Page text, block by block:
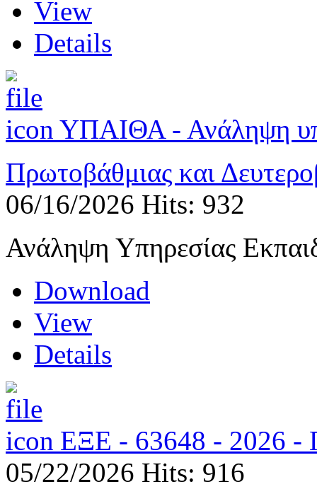
View
Details
ΥΠΑΙΘΑ - Ανάληψη
Πρωτοβάθμιας και
06/16/2026 Hits: 932
Ανάληψη Υπηρεσίας
Download
View
Details
ΕΞΕ - 63648 - 2026
05/22/2026 Hits: 916